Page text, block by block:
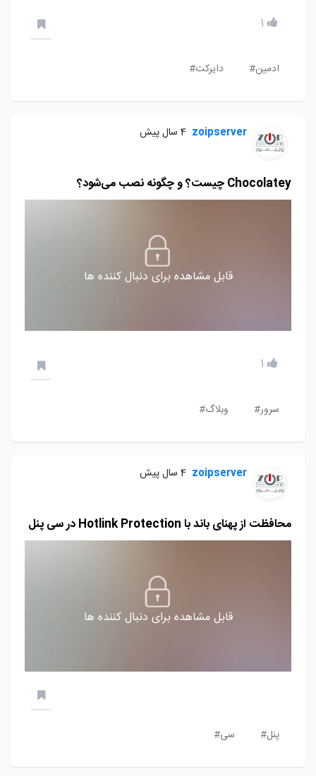
1
ادمین# دایرکت#
zoipserver 4 سال پیش
Chocolatey چیست؟ و چگونه نصب می‌شود؟
قابل مشاهده برای دنبال کننده ها
1
سرور# وبلاگ#
zoipserver 4 سال پیش
محافظت از پهنای باند با Hotlink Protection در سی پنل
قابل مشاهده برای دنبال کننده ها
پنل# سی#